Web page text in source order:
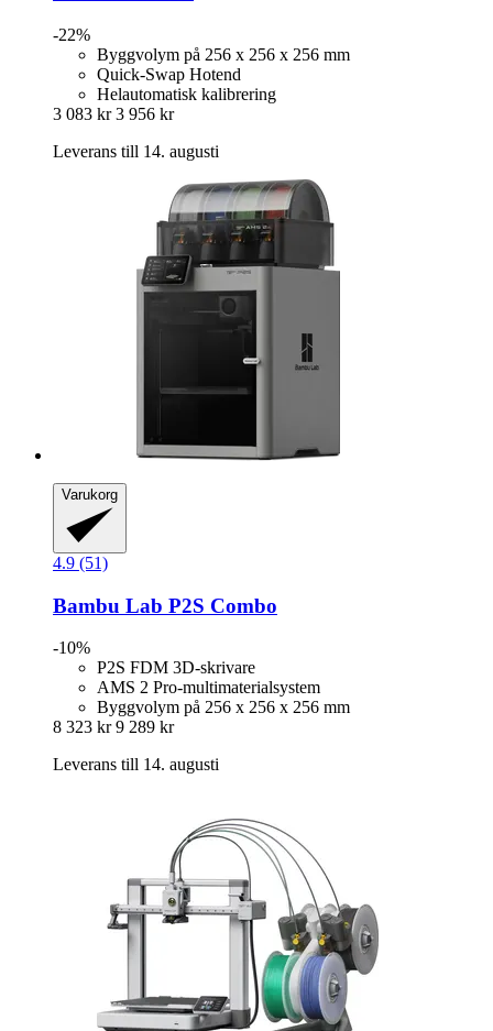
-22%
Byggvolym på 256 x 256 x 256 mm
Quick-Swap Hotend
Helautomatisk kalibrering
3 083 kr 3 956 kr
Leverans till 14. augusti
Varukorg
4.9 (51)
Bambu Lab P2S Combo
-10%
P2S FDM 3D-skrivare
AMS 2 Pro-multimaterialsystem
Byggvolym på 256 x 256 x 256 mm
8 323 kr 9 289 kr
Leverans till 14. augusti